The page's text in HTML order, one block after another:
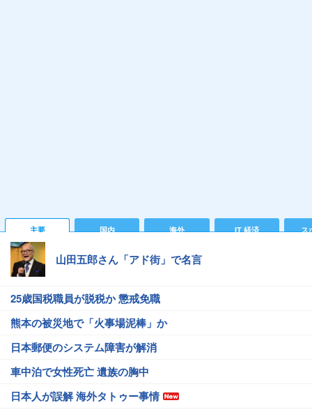
主要 国内 海外 IT 経済 ス
山田五郎さん「アド街」で名言
25歳国税職員が脱税か 懲戒免職
熊本の被災地で「火事場泥棒」か
日本郵便のシステム障害が解消
車中泊で女性死亡 遺族の胸中
日本人が誤解 海外タトゥー事情